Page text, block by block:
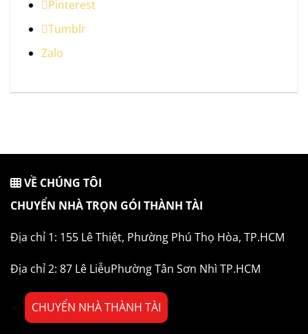
Pinterest
Tumblr
Zalo
VỀ CHÚNG TÔI
CHUYỂN NHÀ TRỌN GÓI THÀNH TÀI
Địa chỉ 1: 155 Lê Thiệt, Phường Phú Thọ Hòa, TP.HCM
Địa chỉ 2: 87 Lê LiễuPhường Tân Sơn Nhì TP.HCM
CHUYỂN NHÀ THÀNH TÀI